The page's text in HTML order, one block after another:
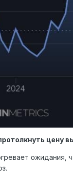
цену
ожидания,